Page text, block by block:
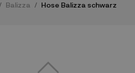
Balizza Hose Balizza schwarz